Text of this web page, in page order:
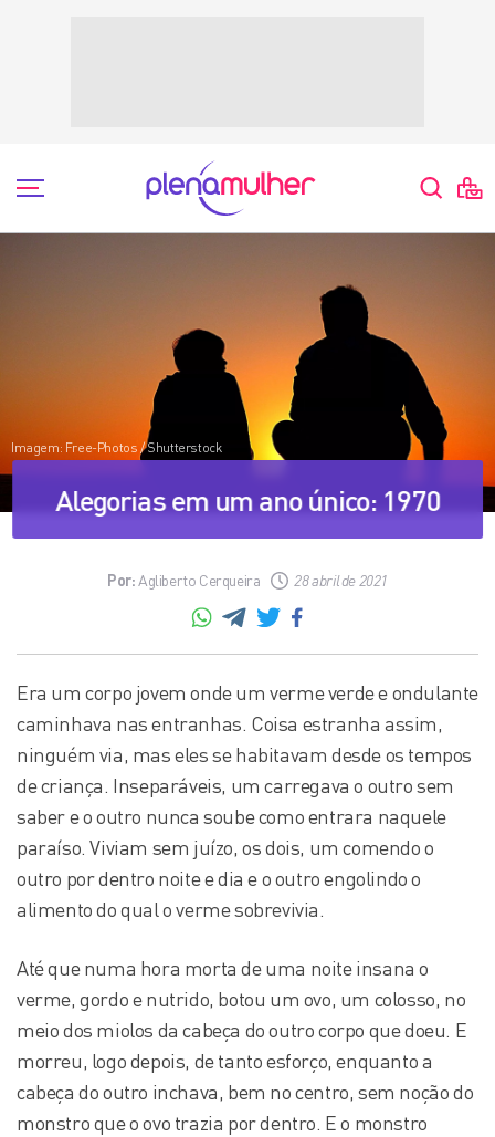
Imagem: Free-Photos / Shutterstock
Alegorias em um ano único: 1970
Por:Agliberto Cerqueira 28 abril de 2021
Era um corpo jovem onde um verme verde e ondulante
caminhava nas entranhas. Coisa estranha assim,
ninguém via, mas eles se habitavam desde os tempos
de criança. Inseparáveis, um carregava o outro sem
saber e o outro nunca soube como entrara naquele
paraíso. Viviam sem juízo, os dois, um comendo o
outro por dentro noite e dia e o outro engolindo o
alimento do qual o verme sobrevivia.
Até que numa hora morta de uma noite insana o
verme, gordo e nutrido, botou um ovo, um colosso, no
meio dos miolos da cabeça do outro corpo que doeu. E
morreu, logo depois, de tanto esforço, enquanto a
cabeça do outro inchava, bem no centro, sem noção do
monstro que o ovo trazia por dentro. E o monstro